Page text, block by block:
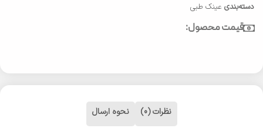
دسته‌بندی عینک طبی
قیمت محصول:
نظرات (0) نحوه ارسال